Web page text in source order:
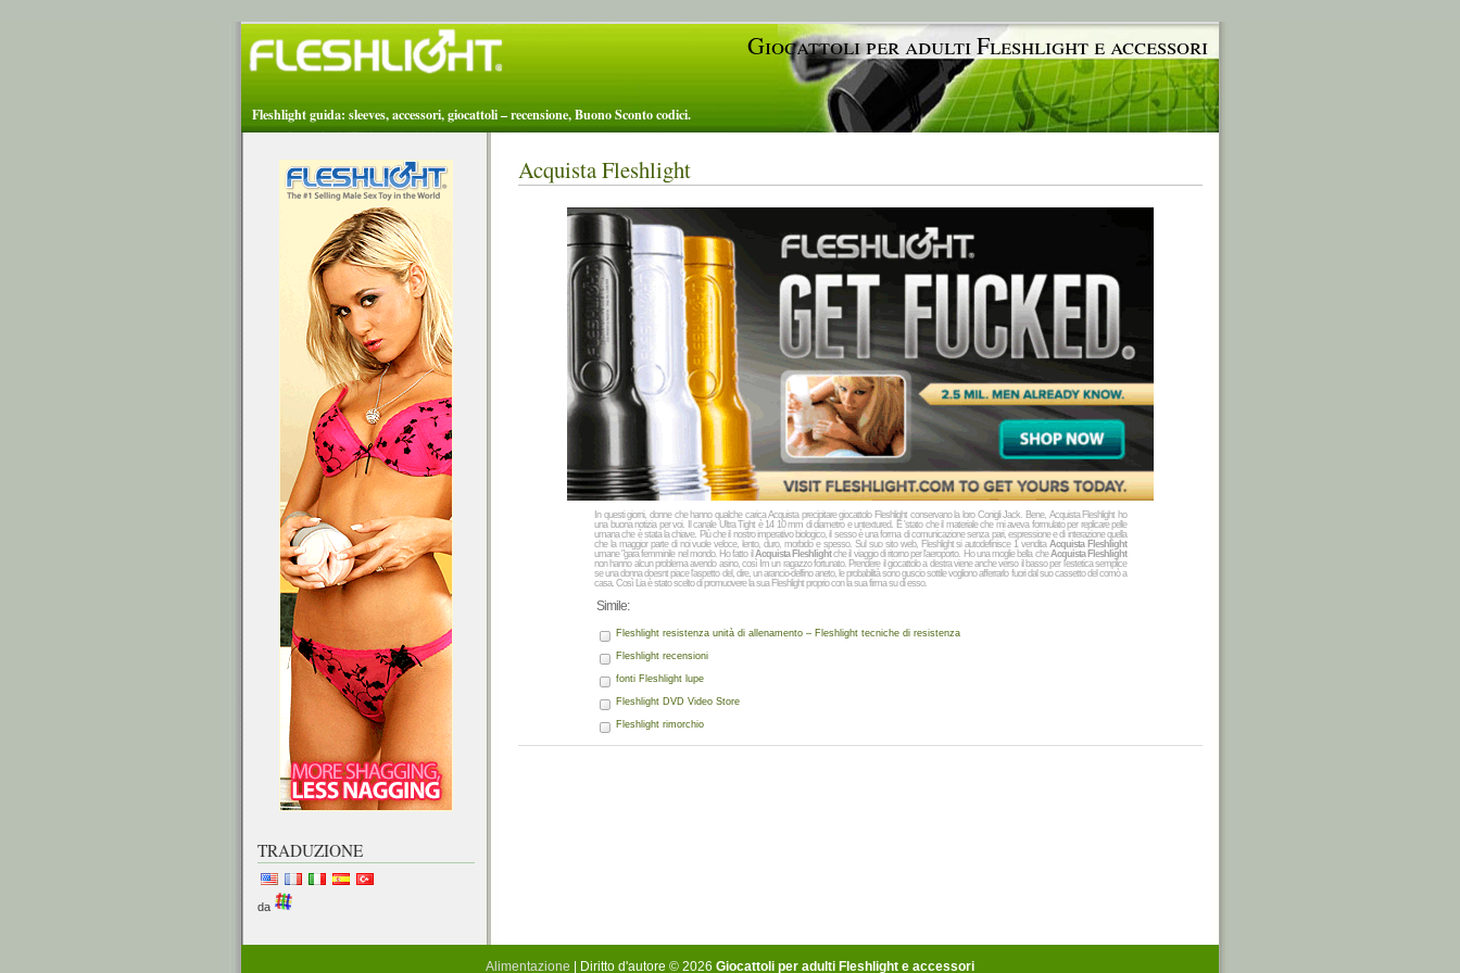
Giocattoli per adulti Fleshlight e accessori
Fleshlight guida: sleeves, accessori, giocattoli – recensione, Buono Sconto codici.
Acquista Fleshlight
In questi giorni, donne che hanno qualche carica Acquista precipitare giocattolo Fleshlight conservano la loro Conigli Jack. Bene, Acquista Fleshlight ho
una buona notizia per voi. Il canale Ultra Tight è 14 10 mm di diametro e untextured. E 'stato che il materiale che mi aveva formulato per replicare pelle
umana che è stata la chiave. Più che il nostro imperativo biologico, il sesso è una forma di comunicazione senza pari, espressione e di interazione quella
che la maggior parte di noi vuole veloce, lento, duro, morbido e spesso. Sul suo sito web, Fleshlight si autodefinisce 1 venditaAcquista Fleshlight
umane "gara femminile nel mondo. Ho fatto il Acquista Fleshlightche il viaggio di ritorno per l'aeroporto. Ho una moglie bella cheAcquista Fleshlight
non hanno alcun problema avendo asino, così Im un ragazzo fortunato. Prendere il giocattolo a destra viene anche verso il basso per l'estetica semplice
se una donna doesnt piace l'aspetto del, dire, un arancio-delfino aneto, le probabilità sono guscio sottile vogliono afferrarlo fuori dal suo cassetto del comò a
casa. Così Lia è stato scelto di promuovere la sua Fleshlight proprio con la sua firma su di esso.
Simile:
Fleshlight resistenza unità di allenamento – Fleshlight tecniche di resistenza
Fleshlight recensioni
fonti Fleshlight lupe
Fleshlight DVD Video Store
Fleshlight rimorchio
TRADUZIONE
da
Alimentazione | Diritto d'autore © 2026 Giocattoli per adulti Fleshlight e accessori